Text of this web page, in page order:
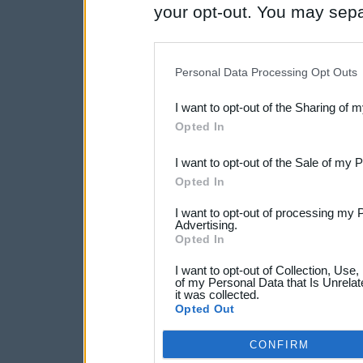
your opt-out. You may
Downstream Participants
third parties.
Personal Data Processing Opt Outs
I want to opt-out of the Sharing of
Opted In
I want to opt-out of the Sale of my
Opted In
I want to opt-out of processing my
Advertising.
Opted In
I want to opt-out of Collection,
of my Personal Data that Is
it was collected.
Opted Out
CONFIRM